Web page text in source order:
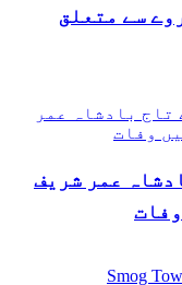
سے متعلق
عمر شریف